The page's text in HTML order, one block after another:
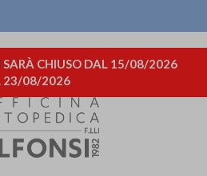
SARÀ CHIUSO DAL 15/08/2026
23/08/2026